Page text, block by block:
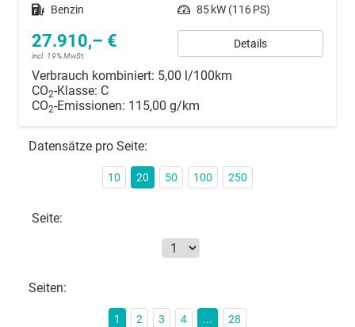
Kraftstoff Benzin Leistung 85 kW (116 PS)
27.910,– €
incl. 19% MwSt.
Details
Verbrauch kombiniert: 5,00 l/100km
CO2-Klasse: C
CO2-Emissionen: 115,00 g/km
Datensätze pro Seite:
10 20 50 100 250
Seite:
Seiten:
1 2 3 4 ... 28